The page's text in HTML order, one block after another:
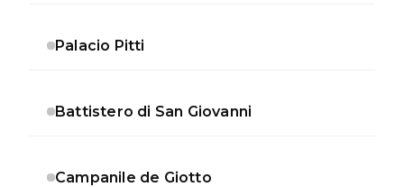
Palacio Pitti
Battistero di San Giovanni
Campanile de Giotto